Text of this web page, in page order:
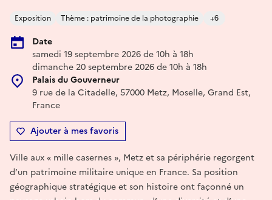
Exposition Thème : patrimoine de la photographie +6
Date
samedi 19 septembre 2026 de 10h à 18h
dimanche 20 septembre 2026 de 10h à 18h
Palais du Gouverneur
9 rue de la Citadelle, 57000 Metz, Moselle, Grand Est,
France
Ajouter à mes favoris
Ville aux « mille casernes », Metz et sa périphérie regorgent
d’un patrimoine militaire unique en France. Sa position
géographique stratégique et son histoire ont façonné un